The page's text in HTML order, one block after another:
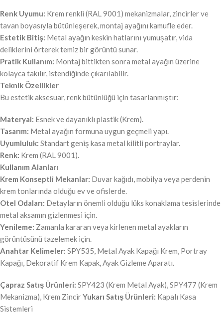
Renk Uyumu: Krem renkli (RAL 9001) mekanizmalar, zincirler ve
tavan boyasıyla bütünleşerek, montaj ayağını kamufle eder.
Estetik Bitiş: Metal ayağın keskin hatlarını yumuşatır, vida
deliklerini örterek temiz bir görüntü sunar.
Pratik Kullanım: Montaj bittikten sonra metal ayağın üzerine
kolayca takılır, istendiğinde çıkarılabilir.
Teknik Özellikler
Bu estetik aksesuar, renk bütünlüğü için tasarlanmıştır:
Materyal: Esnek ve dayanıklı plastik (Krem).
Tasarım: Metal ayağın formuna uygun geçmeli yapı.
Uyumluluk: Standart geniş kasa metal kilitli portraylar.
Renk: Krem (RAL 9001).
Kullanım Alanları
Krem Konseptli Mekanlar: Duvar kağıdı, mobilya veya perdenin
krem tonlarında olduğu ev ve ofislerde.
Otel Odaları: Detayların önemli olduğu lüks konaklama tesislerinde
metal aksamın gizlenmesi için.
Yenileme: Zamanla kararan veya kirlenen metal ayakların
görüntüsünü tazelemek için.
Anahtar Kelimeler: SPY535, Metal Ayak Kapağı Krem, Portray
Kapağı, Dekoratif Krem Kapak, Ayak Gizleme Aparatı.
Çapraz Satış Ürünleri: SPY423 (Krem Metal Ayak), SPY477 (Krem
Mekanizma), Krem ZincirYukarı Satış Ürünleri: Kapalı Kasa
Sistemleri